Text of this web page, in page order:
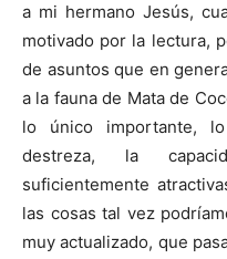
a mi hermano Jesús,
motivado por la lectura,
de asuntos que en
a la fauna de Mata de
lo único importante,
destreza, la
suficientemente
las cosas tal vez
muy actualizado, que